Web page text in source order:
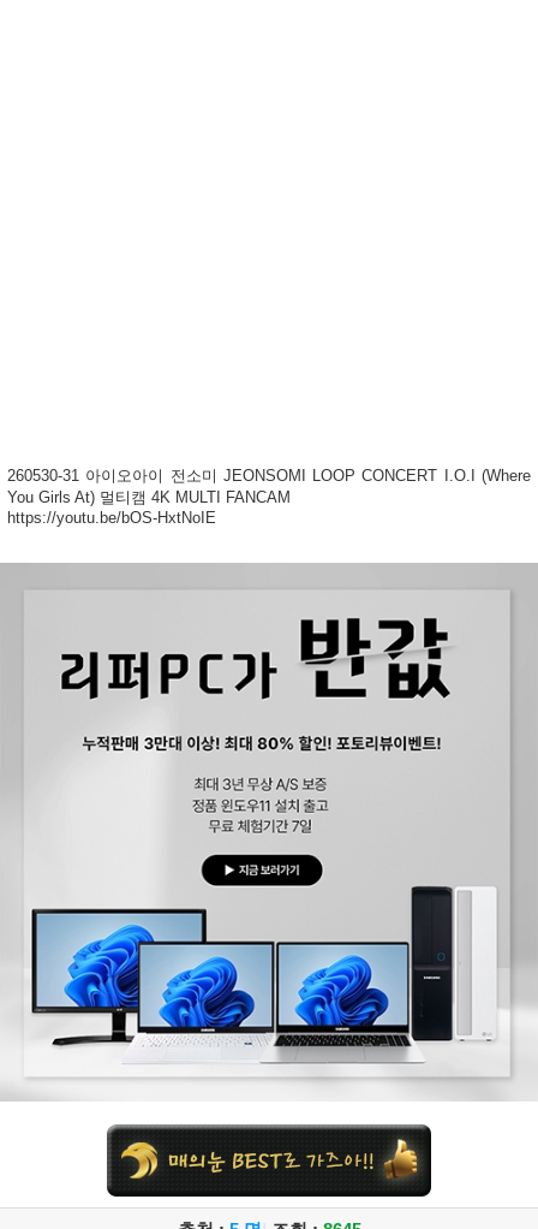
260530-31 아이오아이 전소미 JEONSOMI LOOP CONCERT I.O.I (Where
You Girls At) 멀티캠 4K MULTI FANCAM
https://youtu.be/bOS-HxtNoIE